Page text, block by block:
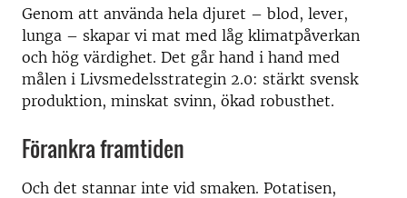
Genom att använda hela djuret – blod, lever,
lunga – skapar vi mat med låg klimatpåverkan
och hög värdighet. Det går hand i hand med
målen i Livsmedelsstrategin 2.0: stärkt svensk
produktion, minskat svinn, ökad robusthet.
Förankra framtiden
Och det stannar inte vid smaken. Potatisen,